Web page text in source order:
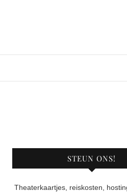
STEUN ONS!
Theaterkaartjes, reiskosten,